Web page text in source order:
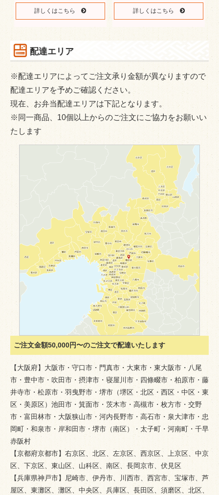
詳しくはこちら 詳しくはこちら
配達エリア
※配達エリアによってご注文承り金額が異なりますので
配達エリアを予めご確認ください。
現在、お弁当配達エリアは下記となります。
※同一商品、10個以上からのご注文にご協力をお願いい
たします
ご注文金額50,000円〜のご注文で配達いたします
【大阪府】大阪市・守口市・門真市・大東市・東大阪市・八尾
市・豊中市・吹田市・摂津市・寝屋川市・四條畷市・柏原市・藤
井寺市・松原市・羽曳野市・堺市（堺区・北区・西区・中区・東
区・美原区）池田市・箕面市・茨木市・高槻市・枚方市・交野
市・富田林市・大阪狭山市・河内長野市・高石市・泉大津市・忠
岡町・和泉市・岸和田市・堺市（南区）・太子町・河南町・千早
赤阪村
【京都府京都市】右京区、北区、左京区、西京区、上京区、中京
区、下京区、東山区、山科区、南区、長岡京市、伏見区
【兵庫県神戸市】尼崎市、伊丹市、川西市、西宮市、宝塚市、芦
屋区、東灘区、灘区、中央区、兵庫区、長田区、須磨区、北区、